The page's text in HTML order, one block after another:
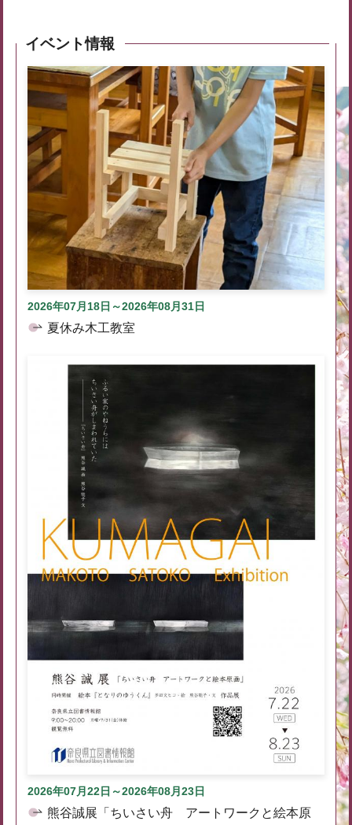
イベント情報
2026年07月18日～2026年08月31日
夏休み木工教室
2026年07月22日～2026年08月23日
熊谷誠展「ちいさい舟 アートワークと絵本原